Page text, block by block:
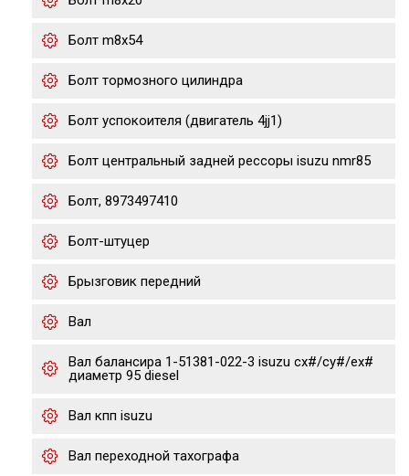
Болт m8x54
Болт тормозного цилиндра
Болт успокоителя (двигатель 4jj1)
Болт центральный задней рессоры isuzu nmr85
Болт, 8973497410
Болт-штуцер
Брызговик передний
Вал
Вал балансира 1-51381-022-3 isuzu cx#/cy#/ex#
диаметр 95 diesel
Вал кпп isuzu
Вал переходной тахографа